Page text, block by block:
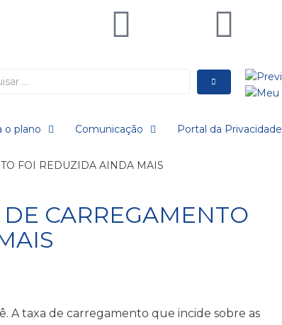
o plano Comunicação Portal da Privacidade
FOI REDUZIDA AINDA MAIS
CARREGAMENTO
A taxa de carregamento que incide sobre as